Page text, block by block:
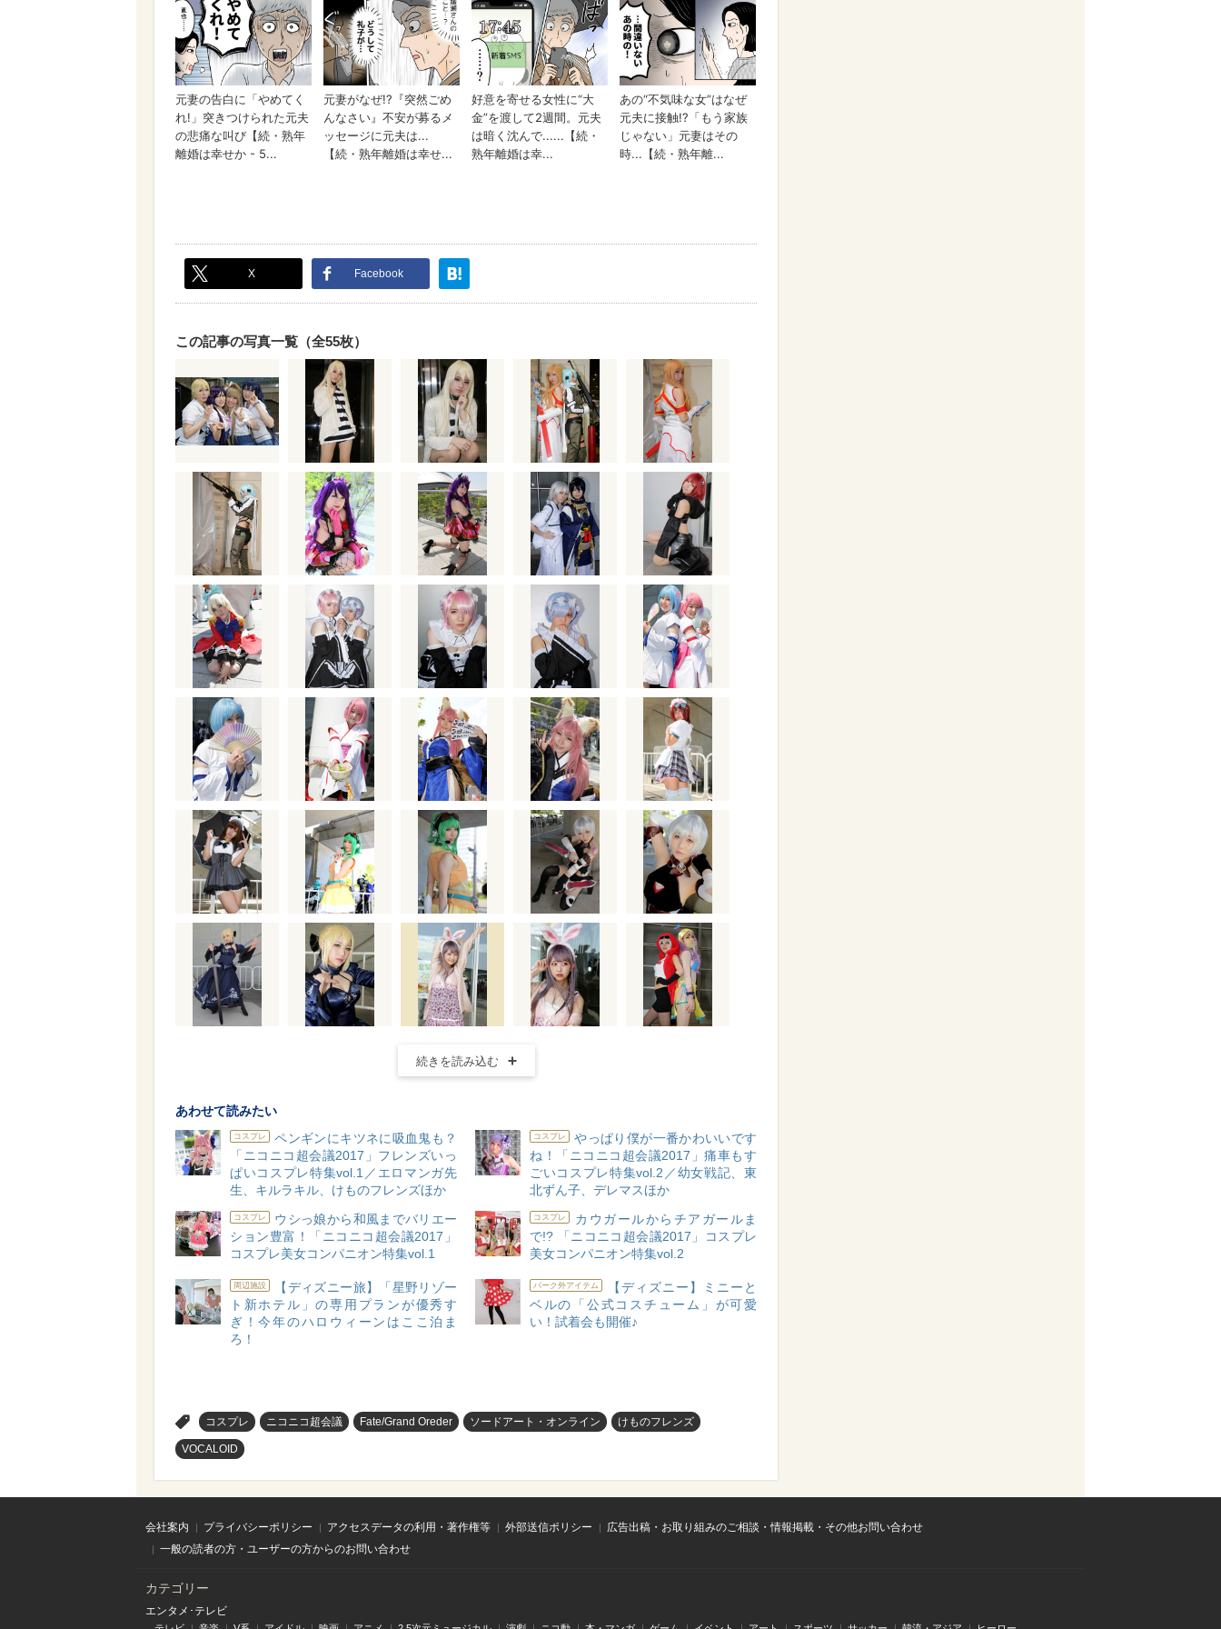
X Facebook
この記事の写真一覧（全55枚）
続きを読み込む
あわせて読みたい
コスプレ
ペンギンにキツネに吸血鬼も？
「ニコニコ超会議2017」フレンズいっ
ぱいコスプレ特集vol.1／エロマンガ先
生、キルラキル、けものフレンズほか
コスプレ
やっぱり僕が一番かわいいです
ね！「ニコニコ超会議2017」痛車もす
ごいコスプレ特集vol.2／幼女戦記、東
北ずん子、デレマスほか
コスプレ
ウシっ娘から和風までバリエー
ション豊富！「ニコニコ超会議2017」
コスプレ美女コンパニオン特集vol.1
コスプレ
カウガールからチアガールま
で!? 「ニコニコ超会議2017」コスプレ
美女コンパニオン特集vol.2
周辺施設
【ディズニー旅】「星野リゾー
ト新ホテル」の専用プランが優秀す
ぎ！今年のハロウィーンはここ泊ま
ろ！
パーク外アイテム
【ディズニー】ミニーと
ベルの「公式コスチューム」が可愛
い！試着会も開催♪
コスプレ ニコニコ超会議 Fate/Grand Oreder ソードアート・オンライン けものフレンズ
VOCALOID
会社案内 プライバシーポリシー アクセスデータの利用・著作権等 外部送信ポリシー
広告出稿・お取り組みのご相談・情報掲載・その他お問い合わせ
一般の読者の方・ユーザーの方からのお問い合わせ
カテゴリー
エンタメ･テレビ